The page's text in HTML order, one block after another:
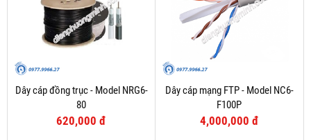
Dây cáp đồng trục - Model NRG6-
80
620,000 đ
Dây cáp mạng FTP - Model NC6-
F100P
4,000,000 đ